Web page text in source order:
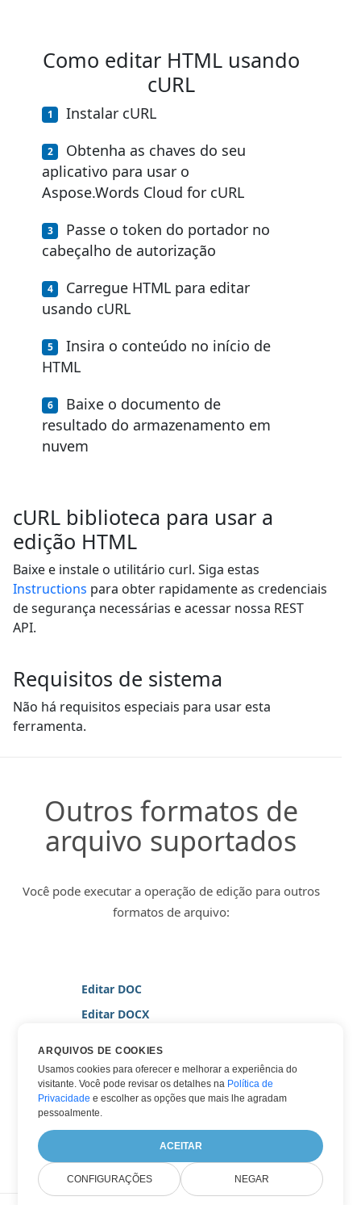
Como editar HTML usando
cURL
Instalar cURL
Obtenha as chaves do seu
aplicativo para usar o
Aspose.Words Cloud for cURL
Passe o token do portador no
cabeçalho de autorização
Carregue HTML para editar
usando cURL
Insira o conteúdo no início de
HTML
Baixe o documento de
resultado do armazenamento em
nuvem
cURL biblioteca para usar a
edição HTML
Baixe e instale o utilitário curl. Siga estas
Instructions para obter rapidamente as credenciais
de segurança necessárias e acessar nossa REST
API.
Requisitos de sistema
Não há requisitos especiais para usar esta
ferramenta.
Outros formatos de
arquivo suportados
Você pode executar a operação de edição para outros
formatos de arquivo:
Editar DOC
Editar DOCX
Editar MD
Editar PDF
Editar TEXT
ARQUIVOS DE COOKIES
Usamos cookies para oferecer e melhorar a experiência do
visitante. Você pode revisar os detalhes na Política de
Privacidade e escolher as opções que mais lhe agradam
pessoalmente.
ACEITAR
CONFIGURAÇÕES NEGAR